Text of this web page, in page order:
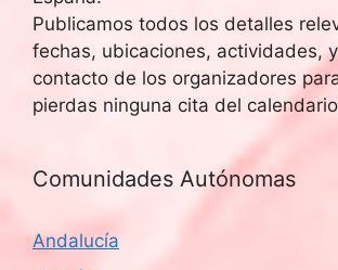
Publicamos todos los detalles
fechas, ubicaciones, actividades,
contacto de los organizadores
pierdas ninguna cita del
Comunidades Autónomas
Andalucía